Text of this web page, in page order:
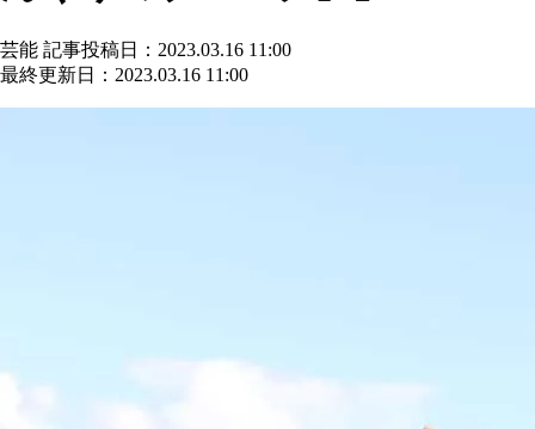
芸能 記事投稿日：2023.03.16 11:00
最終更新日：2023.03.16 11:00